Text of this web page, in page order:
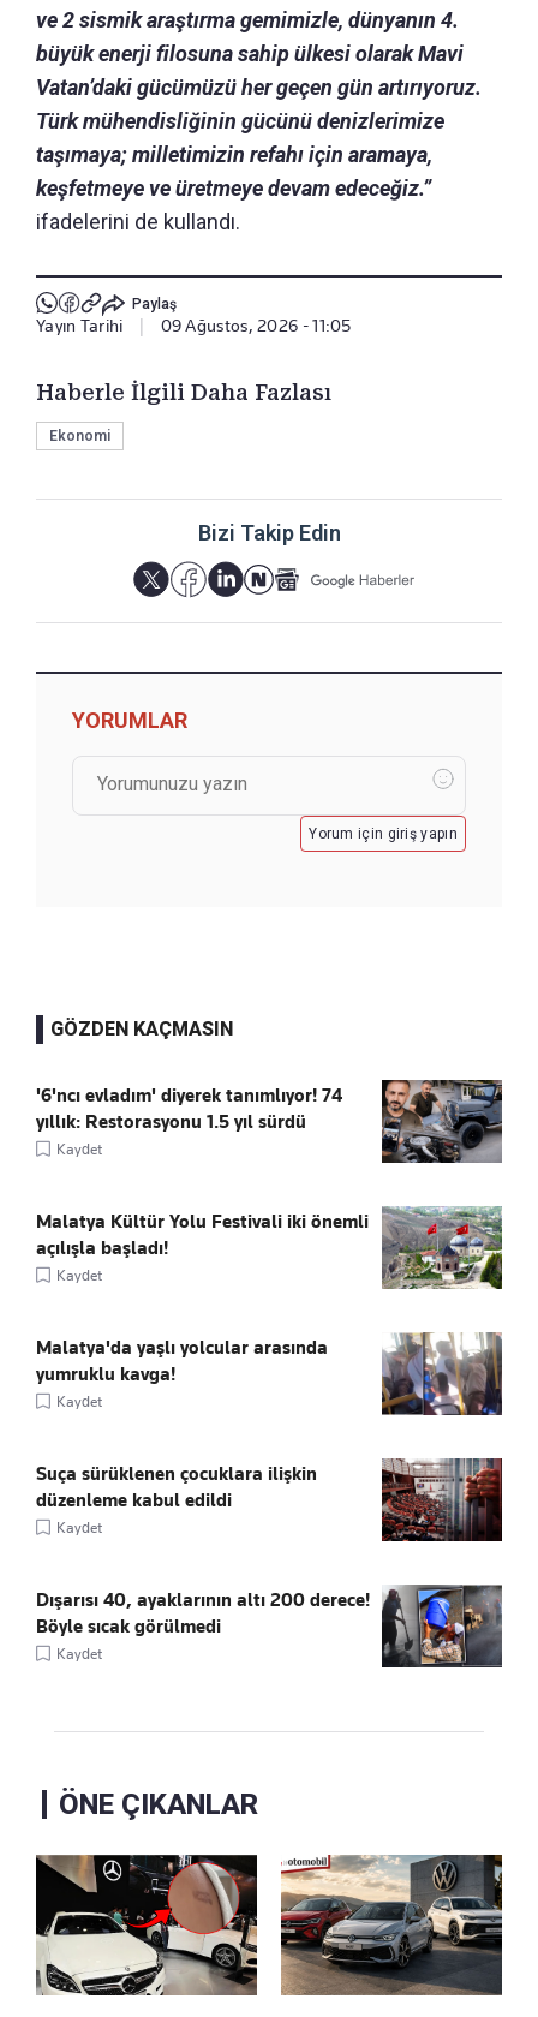
ve 2 sismik araştırma gemimizle, dünyanın 4.
büyük enerji filosuna sahip ülkesi olarak Mavi
Vatan’daki gücümüzü her geçen gün artırıyoruz.
Türk mühendisliğinin gücünü denizlerimize
taşımaya; milletimizin refahı için aramaya,
keşfetmeye ve üretmeye devam edeceğiz.”
ifadelerini de kullandı.
Paylaş
Yayın Tarihi 09 Ağustos, 2026 - 11:05
Haberle İlgili Daha Fazlası
Ekonomi
Bizi Takip Edin
YORUMLAR
Yorum için giriş yapın
GÖZDEN KAÇMASIN
'6'ncı evladım' diyerek tanımlıyor! 74
yıllık: Restorasyonu 1.5 yıl sürdü
Kaydet
Malatya Kültür Yolu Festivali iki önemli
açılışla başladı!
Kaydet
Malatya'da yaşlı yolcular arasında
yumruklu kavga!
Kaydet
Suça sürüklenen çocuklara ilişkin
düzenleme kabul edildi
Kaydet
Dışarısı 40, ayaklarının altı 200 derece!
Böyle sıcak görülmedi
Kaydet
ÖNE ÇIKANLAR